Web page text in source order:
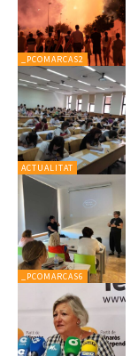
_PCOMARCAS2
ACTUALITAT
_PCOMARCAS6